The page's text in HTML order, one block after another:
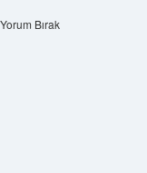
Yorum Bırak